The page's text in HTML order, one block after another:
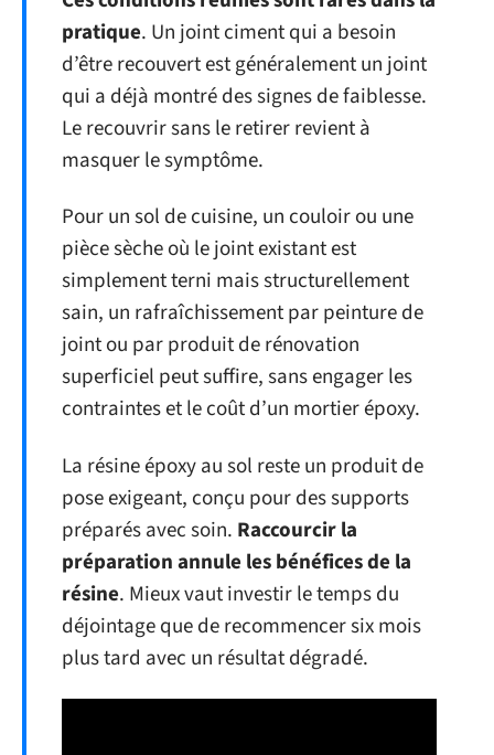
pratique. Un joint ciment qui a besoin
d’être recouvert est généralement un joint
qui a déjà montré des signes de faiblesse.
Le recouvrir sans le retirer revient à
masquer le symptôme.
Pour un sol de cuisine, un couloir ou une
pièce sèche où le joint existant est
simplement terni mais structurellement
sain, un rafraîchissement par peinture de
joint ou par produit de rénovation
superficiel peut suffire, sans engager les
contraintes et le coût d’un mortier époxy.
La résine époxy au sol reste un produit de
pose exigeant, conçu pour des supports
préparés avec soin. Raccourcir la
préparation annule les bénéfices de la
résine. Mieux vaut investir le temps du
déjointage que de recommencer six mois
plus tard avec un résultat dégradé.